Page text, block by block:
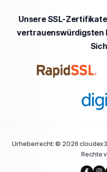
Unsere SSL-
vertrauenswürdigsten
Urheberrecht: © 2026
Rechte